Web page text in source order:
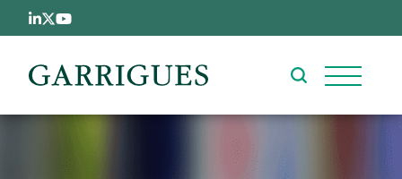
Pasar al contenido principal